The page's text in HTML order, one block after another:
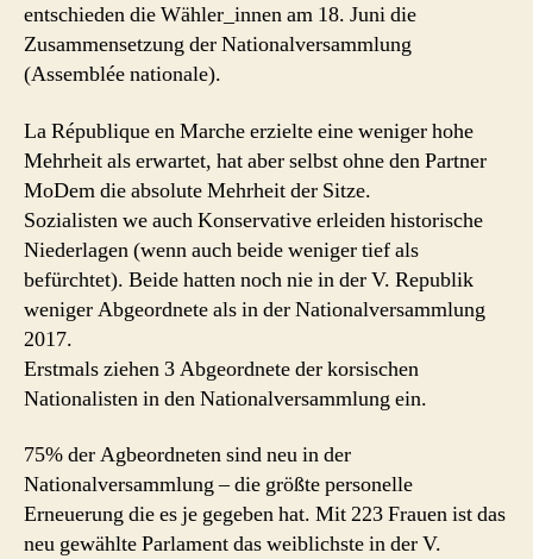
entschieden die Wähler_innen am 18. Juni die
Zusammensetzung der Nationalversammlung
(Assemblée nationale).
La République en Marche erzielte eine weniger hohe
Mehrheit als erwartet, hat aber selbst ohne den Partner
MoDem die absolute Mehrheit der Sitze.
Sozialisten we auch Konservative erleiden historische
Niederlagen (wenn auch beide weniger tief als
befürchtet). Beide hatten noch nie in der V. Republik
weniger Abgeordnete als in der Nationalversammlung
2017.
Erstmals ziehen 3 Abgeordnete der korsischen
Nationalisten in den Nationalversammlung ein.
75% der Agbeordneten sind neu in der
Nationalversammlung – die größte personelle
Erneuerung die es je gegeben hat. Mit 223 Frauen ist das
neu gewählte Parlament das weiblichste in der V.